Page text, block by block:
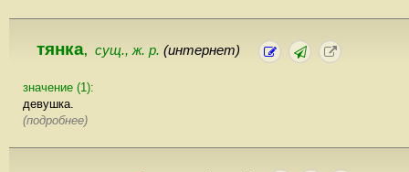
тянка, сущ., ж. р. (интернет)
значение (1):
девушка.
(подробнее)